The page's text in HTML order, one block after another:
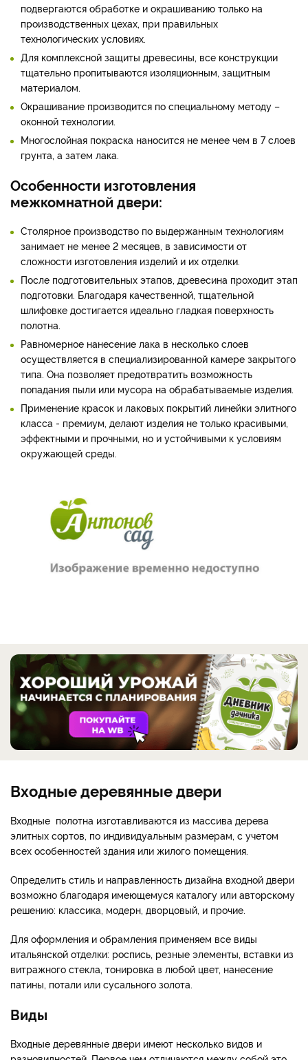
подвергаются обработке и окрашиванию только на
производственных цехах, при правильных
технологических условиях.
Для комплексной защиты древесины, все конструкции
тщательно пропитываются изоляционным, защитным
материалом.
Окрашивание производится по специальному методу –
оконной технологии.
Многослойная покраска наносится не менее чем в 7 слоев
грунта, а затем лака.
Особенности изготовления
межкомнатной двери:
Столярное производство по выдержанным технологиям
занимает не менее 2 месяцев, в зависимости от
сложности изготовления изделий и их отделки.
После подготовительных этапов, древесина проходит этап
подготовки. Благодаря качественной, тщательной
шлифовке достигается идеально гладкая поверхность
полотна.
Равномерное нанесение лака в несколько слоев
осуществляется в специализированной камере закрытого
типа. Она позволяет предотвратить возможность
попадания пыли или мусора на обрабатываемые изделия.
Применение красок и лаковых покрытий линейки элитного
класса - премиум, делают изделия не только красивыми,
эффектными и прочными, но и устойчивыми к условиям
окружающей среды.
Входные деревянные двери
Входные полотна изготавливаются из массива дерева
элитных сортов, по индивидуальным размерам, с учетом
всех особенностей здания или жилого помещения.
Определить стиль и направленность дизайна входной двери
возможно благодаря имеющемуся каталогу или авторскому
решению: классика, модерн, дворцовый, и прочие.
Для оформления и обрамления применяем все виды
итальянской отделки: роспись, резные элементы, вставки из
витражного стекла, тонировка в любой цвет, нанесение
патины, потали или сусального золота.
Виды
Входные деревянные двери имеют несколько видов и